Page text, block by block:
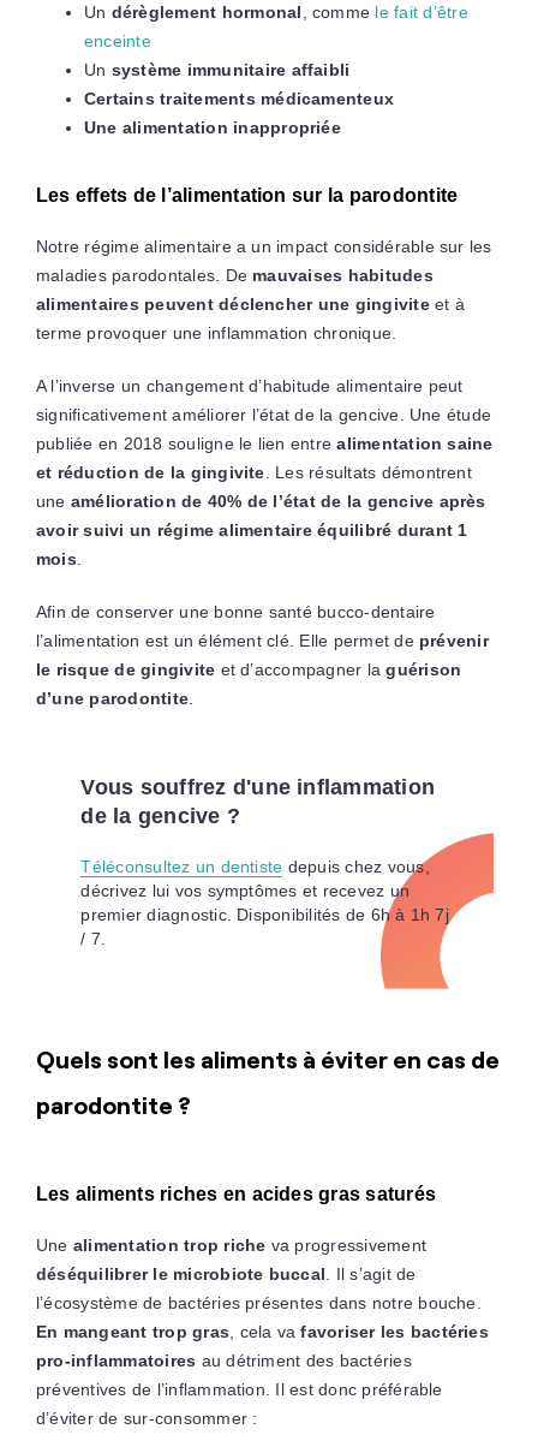
Un dérèglement hormonal , comme le fait d’être
enceinte
Un système immunitaire affaibli
Certains traitements médicamenteux
Une alimentation inappropriée
Les effets de l’alimentation sur la parodontite
Notre régime alimentaire a un impact considérable sur les
maladies parodontales. De mauvaises habitudes
alimentaires peuvent déclencher une gingiviteet à
terme provoquer une inflammation chronique.
A l’inverse un changement d’habitude alimentaire peut
significativement améliorer l’état de la gencive. Une étude
publiée en 2018 souligne le lien entrealimentation saine
et réduction de la gingivite . Les résultats démontrent
une amélioration de 40% de l’état de la gencive après
avoir suivi un régime alimentaire équilibré durant 1
mois
Afin de conserver une bonne santé bucco-dentaire
l’alimentation est un élément clé. Elle permet de prévenir
le risque de gingivite et d’accompagner laguérison
d’une parodontite
Vous souffrez d'une inflammation
de la gencive ?
Téléconsultez un dentiste depuis chez vous,
décrivez lui vos symptômes et recevez un
premier diagnostic. Disponibilités de 6h à 1h 7j
/ 7.
Quels sont les aliments à éviter en cas de
parodontite ?
Les aliments riches en acides gras saturés
Une alimentation trop riche va progressivement
déséquilibrer le microbiote buccal . Il s’agit de
l’écosystème de bactéries présentes dans notre bouche.
En mangeant trop gras , cela vafavoriser les bactéries
pro-inflammatoires au détriment des bactéries
préventives de l’inflammation. Il est donc préférable
d’éviter de sur-consommer :